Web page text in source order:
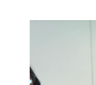
ติดตามการบริห
คืบหน้า "การศึ
อนุกรรมาธิกา